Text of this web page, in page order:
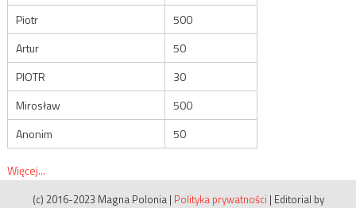
Piotr
500
Artur
50
PIOTR
30
Mirosław
500
Anonim
50
Więcej...
(c) 2016-2023 Magna Polonia | Polityka prywatności | Editorial by